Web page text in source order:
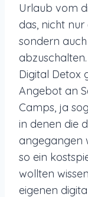
Urlaub vom
das, nicht
sondern
Digital Detox
Angebot an
Camps, ja
in denen die
angegangen
so ein
wollten
eigenen